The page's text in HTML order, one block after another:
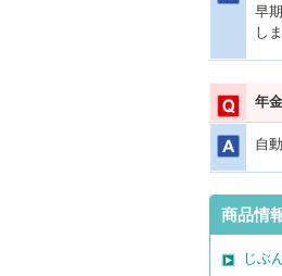
早
し
年
自
商品情
じぶ